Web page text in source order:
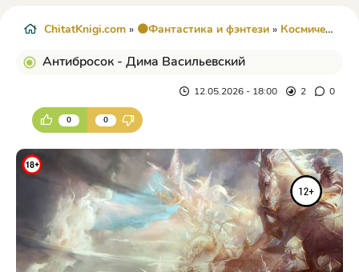
ChitatKnigi.com » 🟠Фантастика и фэнтези » Космическая фантастика
Антибросок - Дима Васильевский
12.05.2026 - 18:00 2 0
0 0